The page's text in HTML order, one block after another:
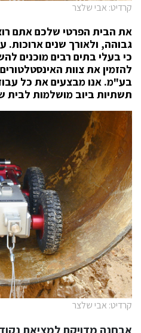
קרדיט: אבי שלצר
את הבית הפרטי שלכם אתם
גבוהה, ולאורך שנים ארוכות.
כי בעלי בתים רבים מוכנים
להזמין את צוות
בע"מ. אנו מבצעים את כל
תשתיות ביוב מושלמות לבית
קרדיט: אבי שלצר
אבחנה מדויקת למציאת